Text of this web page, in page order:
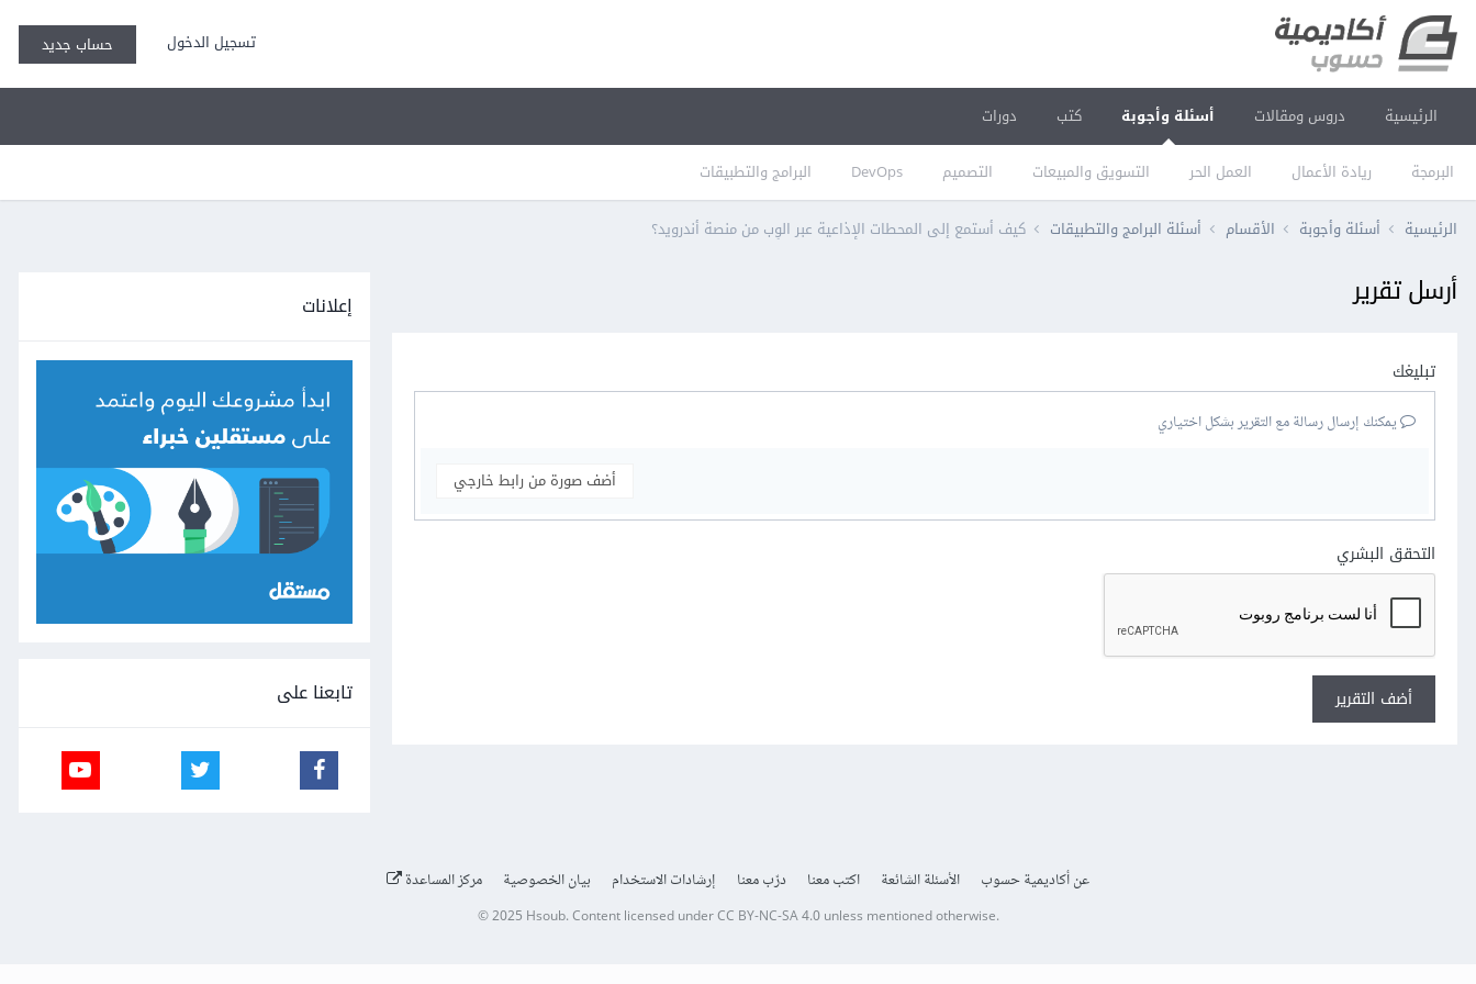
تسجيل الدخول حساب جديد
الرئيسية دروس ومقالات أسئلة وأجوبة
البرمجة ريادة الأعمال العمل الحر التسويق والمبيعات التصميم DevOps البرامج والتطبيقات
كتب دورات
الرئيسية أسئلة وأجوبة الأقسام أسئلة البرامج والتطبيقات كيف أستمع إلى المحطات الإذاعية عبر الوِب من منصة أندرويد؟
أرسل تقرير
تبليغك
يمكنك إرسال رسالة مع التقرير بشكل اختياري
أضف صورة من رابط خارجي
التحقق البشري
أضف التقرير
إعلانات
تابعنا على
عن أكاديمية حسوب الأسئلة الشائعة اكتب معنا درّب معنا إرشادات الاستخدام بيان الخصوصية مركز المساعدة
© 2025 Hsoub.Content licensed underCC BY-NC-SA 4.0unless mentioned otherwise.